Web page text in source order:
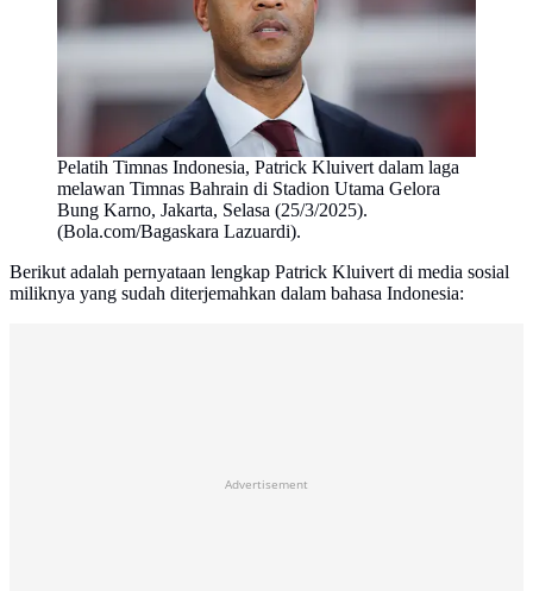
Pelatih Timnas Indonesia, Patrick Kluivert dalam laga
melawan Timnas Bahrain di Stadion Utama Gelora
Bung Karno, Jakarta, Selasa (25/3/2025).
(Bola.com/Bagaskara Lazuardi).
Berikut adalah pernyataan lengkap Patrick Kluivert di media sosial
miliknya yang sudah diterjemahkan dalam bahasa Indonesia:
Advertisement